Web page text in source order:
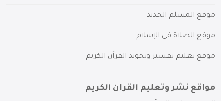
موقع المسلم الجديد
موقع الصلاة في الإسلام
موقع تعليم تفسير وتجويد القرآن الكريم
مواقع نشر وتعليم القرآن الكريم